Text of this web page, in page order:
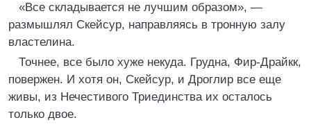
«Все складывается не лучшим образом», —
размышлял Скейсур, направляясь в тронную залу
властелина.
Точнее, все было хуже некуда. Грудна, Фир-Драйкк,
повержен. И хотя он, Скейсур, и Дроглир все еще
живы, из Нечестивого Триединства их осталось
только двое.